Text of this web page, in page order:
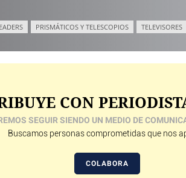
PRISMÁTICOS Y TELESCOPIOS TELEVISORES
CON
SEGUIR SIENDO UN MEDIO DE
Buscamos personas comprometidas que nos
COLABORA